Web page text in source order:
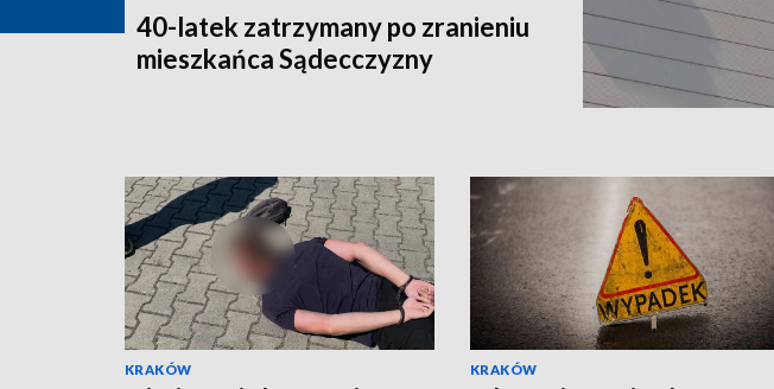
40-latek zatrzymany po zranieniu
mieszkańca Sądecczyzny
KRAKÓW KRAKÓW